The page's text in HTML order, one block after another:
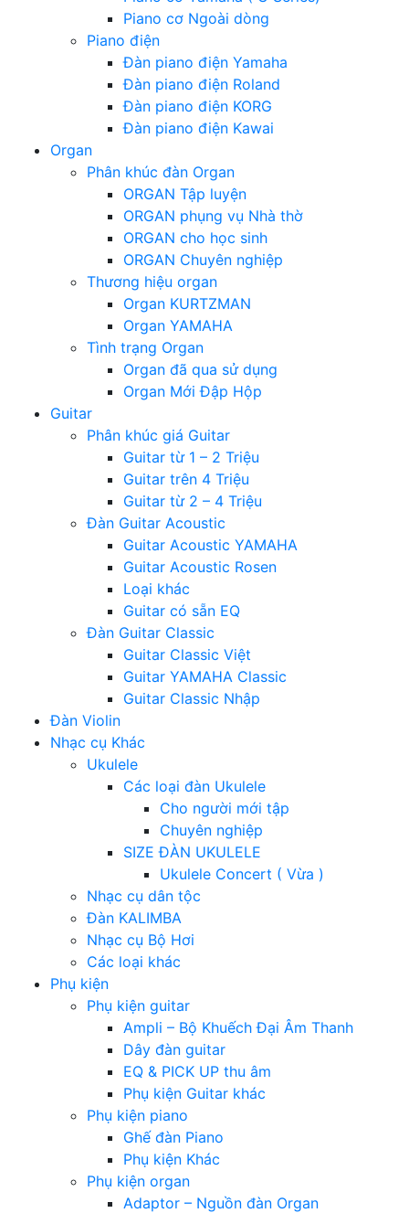
Piano cơ Ngoài dòng
Piano điện
Đàn piano điện Yamaha
Đàn piano điện Roland
Đàn piano điện KORG
Đàn piano điện Kawai
Organ
Phân khúc đàn Organ
ORGAN Tập luyện
ORGAN phụng vụ Nhà thờ
ORGAN cho học sinh
ORGAN Chuyên nghiệp
Thương hiệu organ
Organ KURTZMAN
Organ YAMAHA
Tình trạng Organ
Organ đã qua sử dụng
Organ Mới Đập Hộp
Guitar
Phân khúc giá Guitar
Guitar từ 1 – 2 Triệu
Guitar trên 4 Triệu
Guitar từ 2 – 4 Triệu
Đàn Guitar Acoustic
Guitar Acoustic YAMAHA
Guitar Acoustic Rosen
Loại khác
Guitar có sẵn EQ
Đàn Guitar Classic
Guitar Classic Việt
Guitar YAMAHA Classic
Guitar Classic Nhập
Đàn Violin
Nhạc cụ Khác
Ukulele
Các loại đàn Ukulele
Cho người mới tập
Chuyên nghiệp
SIZE ĐÀN UKULELE
Ukulele Concert ( Vừa )
Nhạc cụ dân tộc
Đàn KALIMBA
Nhạc cụ Bộ Hơi
Các loại khác
Phụ kiện
Phụ kiện guitar
Ampli – Bộ Khuếch Đại Âm Thanh
Dây đàn guitar
EQ & PICK UP thu âm
Phụ kiện Guitar khác
Phụ kiện piano
Ghế đàn Piano
Phụ kiện Khác
Phụ kiện organ
Adaptor – Nguồn đàn Organ